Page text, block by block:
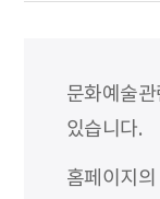
문화예술
있습니다.
홈페이지